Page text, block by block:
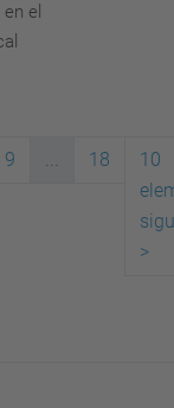
el
9 ... 18
10
>